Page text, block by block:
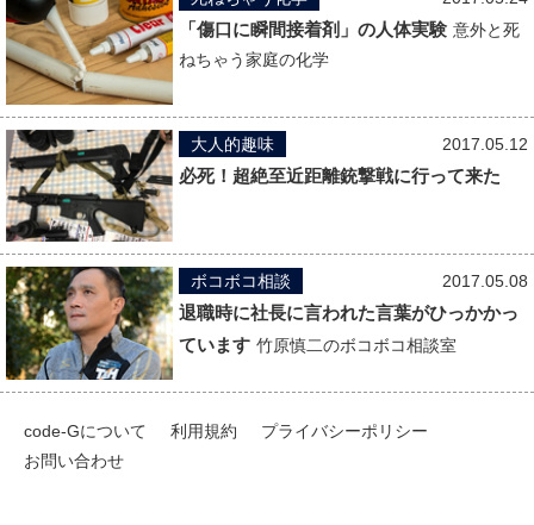
「傷口に瞬間接着剤」の人体実験 意外と死
ねちゃう家庭の化学
2017.05.12
大人的趣味
必死！超絶至近距離銃撃戦に行って来た
2017.05.08
ボコボコ相談
退職時に社長に言われた言葉がひっかかっ
ています 竹原慎二のボコボコ相談室
code-Gについて 利用規約
プライバシーポリシー
お問い合わせ